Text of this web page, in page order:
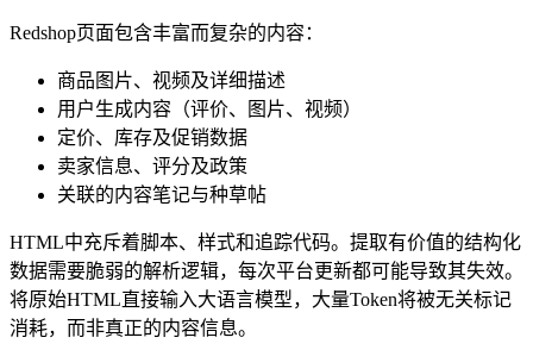
Redshop页面包含丰富而复杂的内容：
商品图片、视频及详细描述
用户生成内容（评价、图片、视频）
定价、库存及促销数据
卖家信息、评分及政策
关联的内容笔记与种草帖
HTML中充斥着脚本、样式和追踪代码。提取有价值的结构化
数据需要脆弱的解析逻辑，每次平台更新都可能导致其失效。
将原始HTML直接输入大语言模型，大量Token将被无关标记
消耗，而非真正的内容信息。